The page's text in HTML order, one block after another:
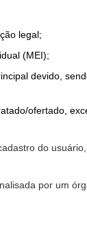
legal;
(MEI);
devido,
ofertado,
do
por um